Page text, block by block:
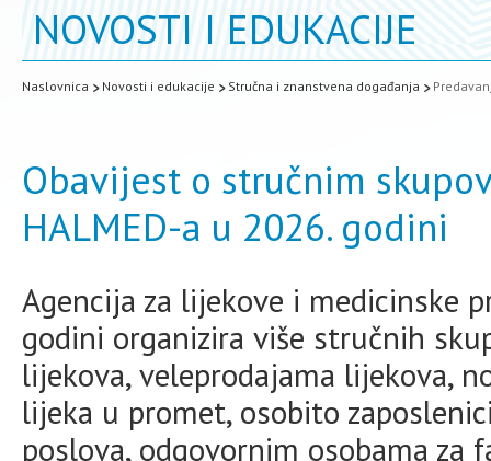
NOVOSTI I EDUKACIJE
Naslovnica Novosti i edukacije Stručna i znanstvena događanja
Obavijest o stručnim
HALMED-a u 2026. godini
Agencija za lijekove i medicinske
godini organizira više stručnih
lijekova, veleprodajama lijekova,
lijeka u promet, osobito
poslova, odgovornim osobama